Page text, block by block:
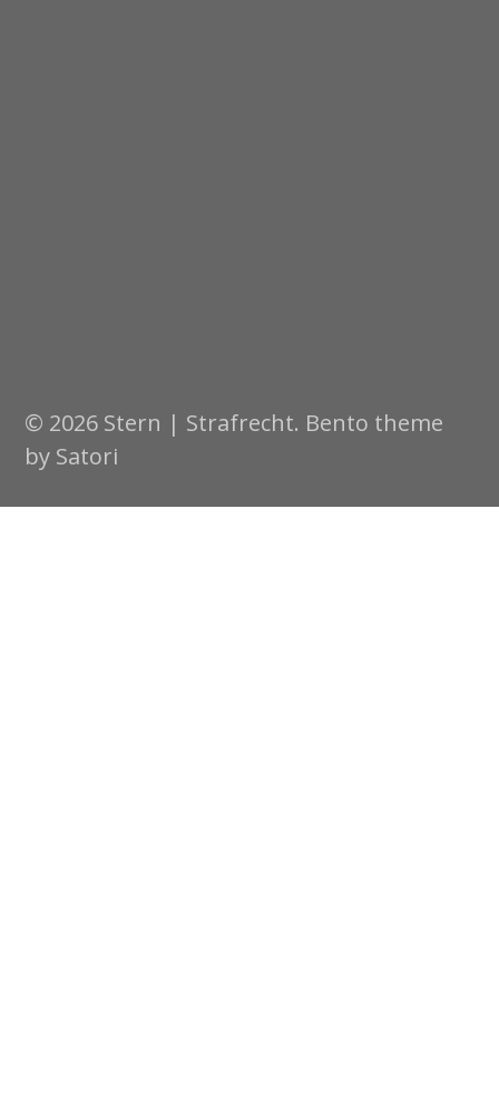
© 2026 Stern | Strafrecht. Bento theme
by Satori